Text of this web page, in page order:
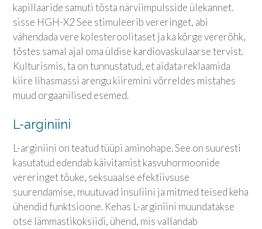
kapillaaride samuti tõsta närviimpulsside ülekannet.
sisse HGH-X2 See stimuleerib vereringet, abi
vähendada vere kolesteroolitaset ja ka kõrge vererõhk,
tõstes samal ajal oma üldise kardiovaskulaarse tervist.
Kulturismis, ta on tunnustatud, et aidata reklaamida
kiire lihasmassi arengu kiiremini võrreldes mistahes
muud orgaanilised esemed.
L-arginiini
L-arginiini on teatud tüüpi aminohape. See on suuresti
kasutatud edendab käivitamist kasvuhormoonide
vereringet tõuke, seksuaalse efektiivsuse
suurendamise, muutuvad insuliini ja mitmed teised keha
ühendid funktsioone. Kehas L-arginiini muundatakse
otse lämmastikoksiidi, ühend, mis vallandab